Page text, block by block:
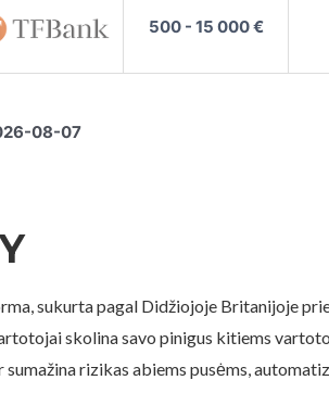
500 - 15 000 €
08-07
sukurta pagal Didžiojoje Britanijoje
skolina savo pinigus kitiems
rizikas abiems pusėms,